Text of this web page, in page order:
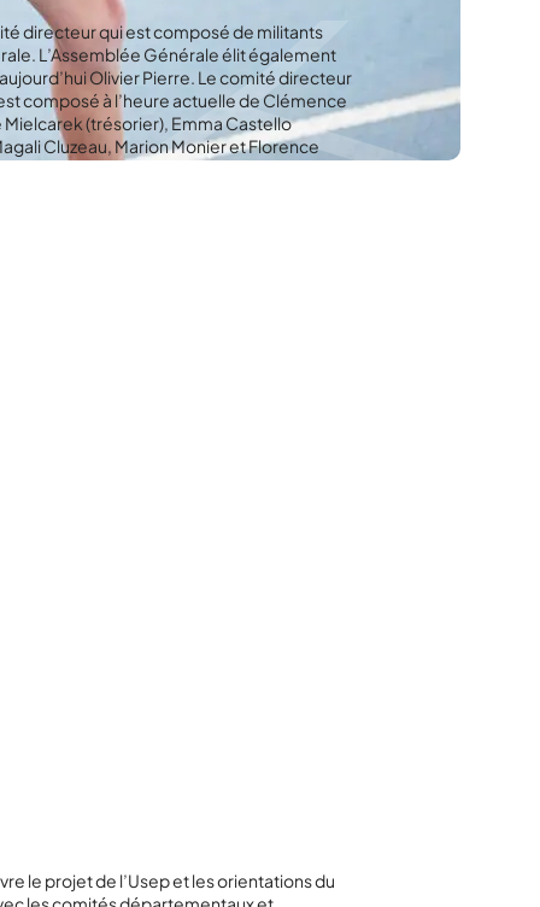
directeur qui est composé de militants
L’Assemblée Générale élit également
Olivier Pierre. Le comité directeur
composé à l’heure actuelle de Clémence
(trésorier), Emma Castello
Cluzeau, Marion Monier et Florence
le projet de l’Usep et les orientations du